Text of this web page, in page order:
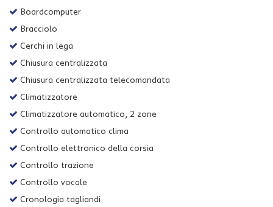
Boardcomputer
Bracciolo
Cerchi in lega
Chiusura centralizzata
Chiusura centralizzata telecomandata
Climatizzatore
Climatizzatore automatico, 2 zone
Controllo automatico clima
Controllo elettronico della corsia
Controllo trazione
Controllo vocale
Cronologia tagliandi